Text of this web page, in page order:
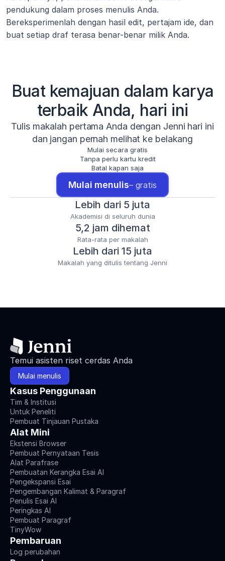
pendukung dalam proses menulis Anda.
Bereksperimenlah dengan hasil edit, pertajam ide, dan
buat setiap draf terasa benar-benar milik Anda.
Buat kemajuan dalam karya
terbaik Anda, hari ini
Tulis makalah pertama Anda dengan Jenni hari ini
dan jangan pernah melihat ke belakang
Mulai secara gratis
Tanpa perlu kartu kredit
Batal kapan saja
Mulai menulis– gratis
Lebih dari 5 juta
Akademisi di seluruh dunia
5,2 jam dihemat
Rata-rata per makalah
Lebih dari 15 juta
Makalah yang ditulis tentang Jenni
Temui asisten riset cerdas Anda
Mulai menulis
Kasus Penggunaan
Tim & Institusi
Untuk Peneliti
Pembuat Tinjauan Pustaka
Alat Mini
Ekstensi Browser
Pembuat Pernyataan Tesis
Alat Parafrase
Pembuatan Kerangka Esai AI
Pengekspansi Esai
Pengembangan Kalimat & Paragraf
Penulis Esai AI
Peringkas AI
Pembuat Paragraf
TinyWow
Pembaruan
Log perubahan